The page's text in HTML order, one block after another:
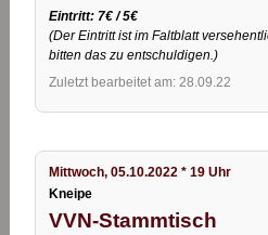
Eintritt: 7€ / 5€
(Der Eintritt ist im Faltblatt
bitten das zu entschuldigen.)
Zuletzt bearbeitet am: 28.09.22
Mittwoch, 05.10.2022 * 19 Uhr
Kneipe
VVN-Stammtisch